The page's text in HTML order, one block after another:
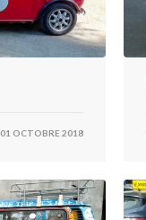
01 OCTOBRE 2018